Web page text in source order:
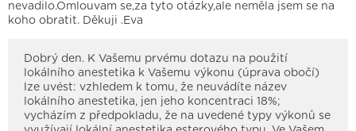
nevadilo.Omlouvam se,za tyto otázky,ale neměla jsem se na
koho obratit. Děkuji .Eva
Dobrý den. K Vašemu prvému dotazu na použití
lokálního anestetika k Vašemu výkonu (úprava obočí)
lze uvést: vzhledem k tomu, že neuvádíte název
lokálního anestetika, jen jeho koncentraci 18%;
vycházím z předpokladu, že na uvedené typy výkonů se